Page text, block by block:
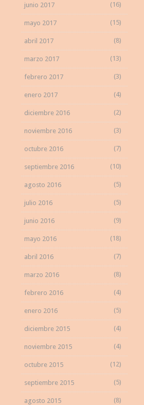
junio 2017 (16)
mayo 2017 (15)
abril 2017 (8)
marzo 2017 (13)
febrero 2017 (3)
enero 2017 (4)
diciembre 2016 (2)
noviembre 2016 (3)
octubre 2016 (7)
septiembre 2016 (10)
agosto 2016 (5)
julio 2016 (5)
junio 2016 (9)
mayo 2016 (18)
abril 2016 (7)
marzo 2016 (8)
febrero 2016 (4)
enero 2016 (5)
diciembre 2015 (4)
noviembre 2015 (4)
octubre 2015 (12)
septiembre 2015 (5)
agosto 2015 (8)